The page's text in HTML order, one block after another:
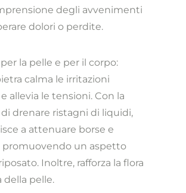
degli avvenimenti
dolori o perdite.
la pelle e per il corpo:
calma le irritazioni
allevia le tensioni. Con la
drenare ristagni di liquidi,
a attenuare borse e
promuovendo un aspetto
Inoltre, rafforza la flora
della pelle.